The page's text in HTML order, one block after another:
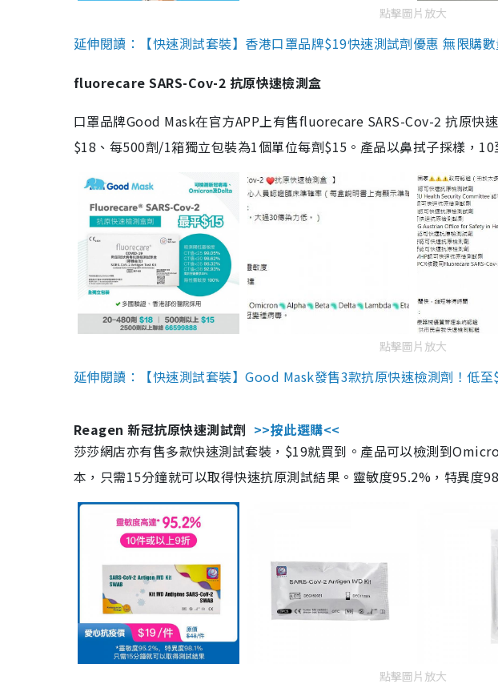
點擊圖片放大
延伸閱讀：【快速測試套裝】香港口罩品牌$19快速測試劑優惠 無限購
fluorecare SARS-Cov-2 抗原快速檢測盒
口罩品牌Good Mask在官方APP上有售fluorecare SARS-Cov-2 抗原快
$18、每500劑/1箱獨立包裝為1個單位每劑$15。產品以鼻拭子採樣，10
點擊圖片放大
延伸閱讀：【快速測試套裝】Good Mask發售3款抗原快速檢測劑！低
Reagen 新冠抗原快速測試劑 >>按此選購<<
莎莎網店亦有售多款快速測試套裝，$19就買到。產品可以檢測到
本，只需15分鐘就可以取得快速抗原測試結果。靈敏度95.2%，特異度
點擊圖片放大